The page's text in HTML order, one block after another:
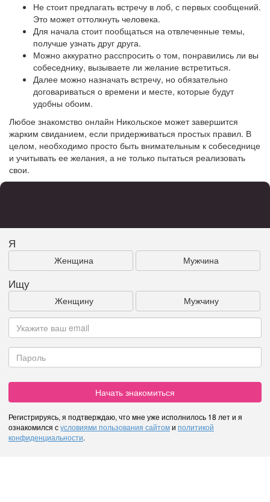
Не стоит предлагать встречу в лоб, с первых сообщений.
Это может оттолкнуть человека.
Для начала стоит пообщаться на отвлеченные темы,
получше узнать друг друга.
Можно аккуратно расспросить о том, понравились ли вы
собеседнику, вызываете ли желание встретиться.
Далее можно назначать встречу, но обязательно
договариваться о времени и месте, которые будут
удобны обоим.
Любое знакомство онлайн Никольское может завершится
жарким свиданием, если придерживаться простых правил. В
целом, необходимо просто быть внимательным к собеседнице
и учитывать ее желания, а не только пытаться реализовать
свои.
Я
Женщина Мужчина
Ищу
Женщину Мужчину
Начать знакомиться
Регистрируясь, я подтверждаю, что мне уже исполнилось 18 лет и я
ознакомился сусловиями пользования сайтоми политикой
конфиденциальности.